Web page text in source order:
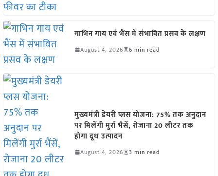
गाभिन गाय एवं भैंस में संभावित प्रसव के लक्षण
August 4, 2026 6 min read
मुख्यमंत्री डेयरी प्लस योजना: 75% तक अनुदान
पर मिलेंगी मुर्रा भैंसें, रोजाना 20 लीटर तक
होगा दूध उत्पादन
August 4, 2026 3 min read